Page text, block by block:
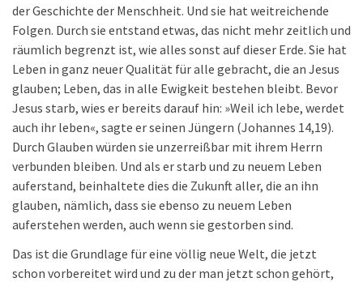
der Geschichte der Menschheit. Und sie hat weitreichende
Folgen. Durch sie entstand etwas, das nicht mehr zeitlich und
räumlich begrenzt ist, wie alles sonst auf dieser Erde. Sie hat
Leben in ganz neuer Qualität für alle gebracht, die an Jesus
glauben; Leben, das in alle Ewigkeit bestehen bleibt. Bevor
Jesus starb, wies er bereits darauf hin: »Weil ich lebe, werdet
auch ihr leben«, sagte er seinen Jüngern (Johannes 14,19).
Durch Glauben würden sie unzerreißbar mit ihrem Herrn
verbunden bleiben. Und als er starb und zu neuem Leben
auferstand, beinhaltete dies die Zukunft aller, die an ihn
glauben, nämlich, dass sie ebenso zu neuem Leben
auferstehen werden, auch wenn sie gestorben sind.
Das ist die Grundlage für eine völlig neue Welt, die jetzt
schon vorbereitet wird und zu der man jetzt schon gehört,